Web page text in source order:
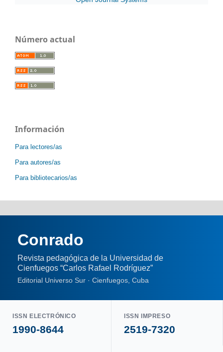
Número actual
Información
Para lectores/as
Para autores/as
Para bibliotecarios/as
Conrado
Revista pedagógica de la Universidad de
Cienfuegos “Carlos Rafael Rodríguez”
Editorial Universo Sur · Cienfuegos, Cuba
ISSN ELECTRÓNICO
1990-8644
ISSN IMPRESO
2519-7320